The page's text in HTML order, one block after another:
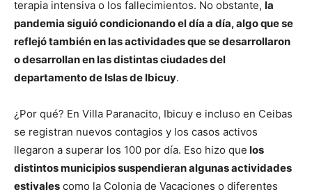
terapia intensiva o los fallecimientos. No obstante, la
pandemia siguió condicionando el día a día, algo que se
reflejó también en las actividades que se desarrollaron
o desarrollan en las distintas ciudades del
departamento de Islas de Ibicuy.
¿Por qué? En Villa Paranacito, Ibicuy e incluso en Ceibas
se registran nuevos contagios y los casos activos
llegaron a superar los 100 por día. Eso hizo que los
distintos municipios suspendieran algunas actividades
estivales como la Colonia de Vacaciones o diferentes